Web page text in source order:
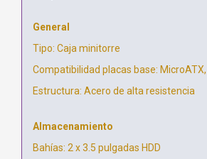
General
Tipo: Caja minitorre
Compatibilidad placas base:
Estructura: Acero de alta resistencia
Almacenamiento
Bahías: 2 x 3.5 pulgadas HDD